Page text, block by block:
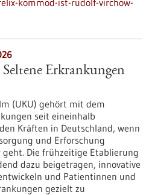
kommod-ist-rudolf-virchow-
Erkrankungen
(UKU) gehört mit dem
seit eineinhalb
Kräften in Deutschland, wenn
und Erforschung
Die frühzeitige Etablierung
dazu beigetragen, innovative
und Patientinnen und
gezielt zu